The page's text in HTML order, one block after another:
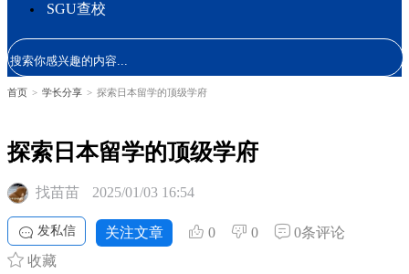
SGU查校
首页 > 学长分享 > 探索日本留学的顶级学府
探索日本留学的顶级学府
找苗苗 2025/01/03 16:54
发私信 关注文章 0 0
0条评论
收藏